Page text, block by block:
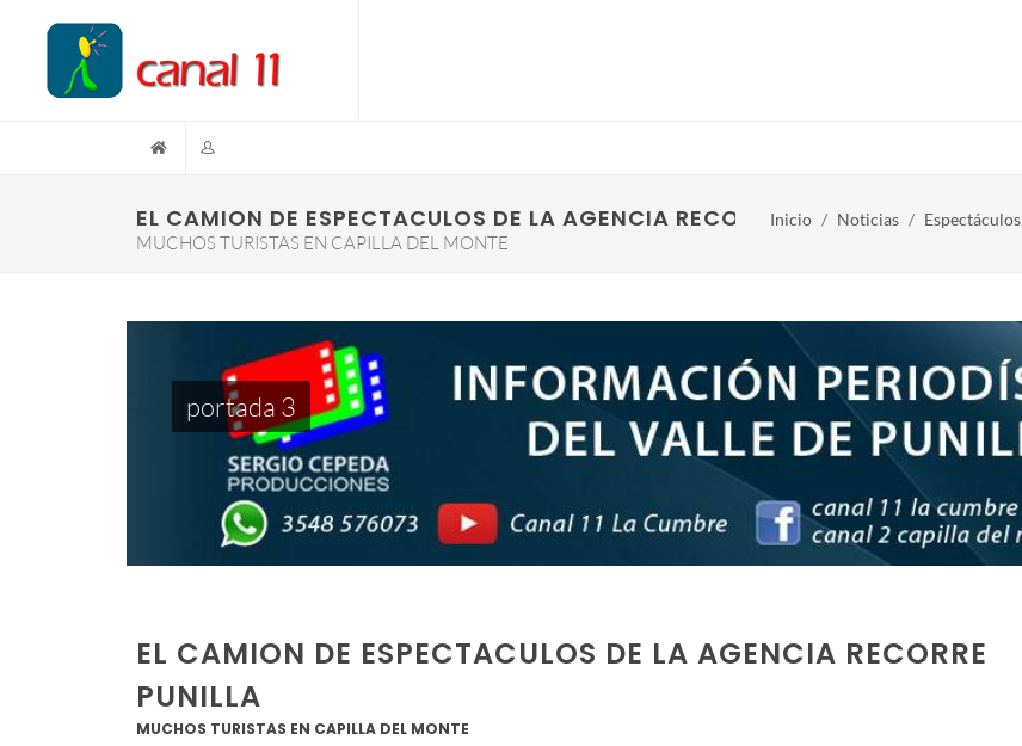
EL CAMION DE ESPECTACULOS DE LA AGENCIA RECORRE PUNILLA
MUCHOS TURISTAS EN CAPILLA DEL MONTE
Inicio Noticias Espectáculos
portada 3
EL CAMION DE ESPECTACULOS DE LA AGENCIA RECORRE
PUNILLA
MUCHOS TURISTAS EN CAPILLA DEL MONTE